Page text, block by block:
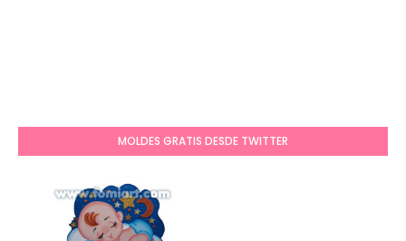
MOLDES GRATIS DESDE TWITTER